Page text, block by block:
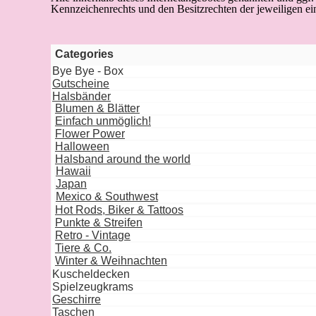
Kennzeichenrechts und den Besitzrechten der jeweiligen
Categories
Bye Bye - Box
Gutscheine
Halsbänder
Blumen & Blätter
Einfach unmöglich!
Flower Power
Halloween
Halsband around the world
Hawaii
Japan
Mexico & Southwest
Hot Rods, Biker & Tattoos
Punkte & Streifen
Retro - Vintage
Tiere & Co.
Winter & Weihnachten
Kuscheldecken
Spielzeugkrams
Geschirre
Taschen